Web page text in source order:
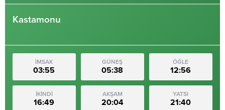
Kastamonu
İMSAK
03:55
GÜNEŞ
05:38
ÖĞLE
12:56
İKİNDİ
16:49
AKŞAM
20:04
YATSI
21:40